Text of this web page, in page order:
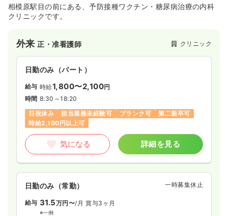
月給34万円以上可
内視鏡 一般病院
日勤のみ（常勤）
給与 32.0
※経験5年の例
時間 8:30～17:15（休憩45分）
4週8休以上
オンコールあり
ブランク可
月給32万円以上可
救急外来正看護師
相模原駅目の前にある、予防接種ワクチン・糖尿病治療の内科
クリニックです。
外来正・准看護師 クリニック
日勤のみ（パート）
給与 時給1,800〜2,100円
時間 8:30～18:20
日祝休み
担当業務未経験可 ブランク可
第二新卒可
時給2,100円以上可
気になる 詳細を見る
日勤のみ（常勤） 一時募集休止
給与 31.5万円〜/月 賞与3ヶ月
※一例